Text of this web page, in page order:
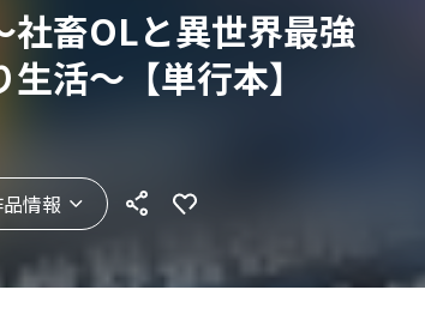
社畜OLと異世界最強
活～【単行本】
情報